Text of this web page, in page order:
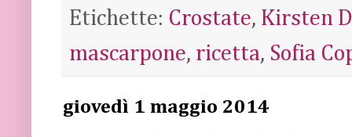
Etichette: Crostate, Kirsten
mascarpone, ricetta, Sofia
giovedì 1 maggio 2014